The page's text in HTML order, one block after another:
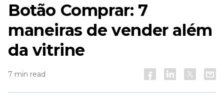
Botão Comprar: 7
maneiras de vender além
da vitrine
7 min read